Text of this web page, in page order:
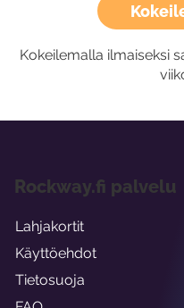
Kokeilemalla ilmaiseksi
Rockway.fi palvelu
Lahjakortit
Käyttöehdot
Tietosuoja